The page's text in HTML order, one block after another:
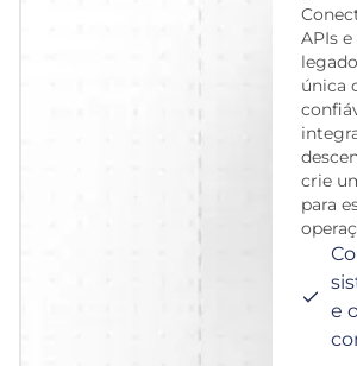
APIs
única
crie
para
e